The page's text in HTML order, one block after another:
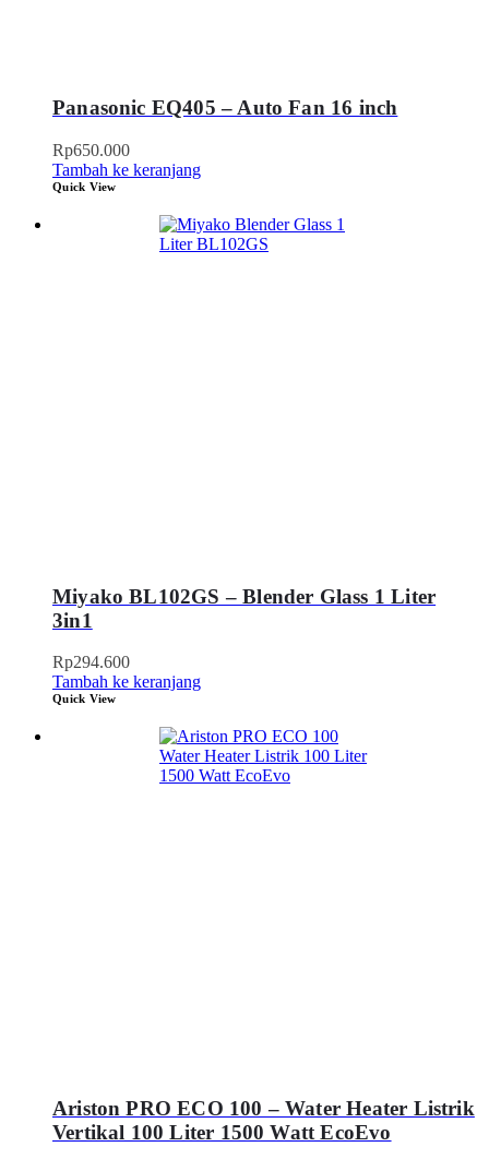
Panasonic EQ405 – Auto Fan 16 inch
Rp650.000
Tambah ke keranjang
Quick View
Miyako BL102GS – Blender Glass 1 Liter
3in1
Rp294.600
Tambah ke keranjang
Quick View
Ariston PRO ECO 100 – Water Heater Listrik
Vertikal 100 Liter 1500 Watt EcoEvo